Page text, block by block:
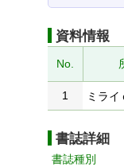
資料情報
No.
1 ミライ
書誌詳細
書誌種別